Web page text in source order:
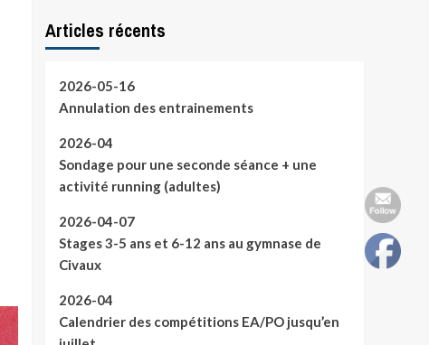
Articles récents
2026-05-16
Annulation des entrainements
2026-04
Sondage pour une seconde séance + une
activité running (adultes)
2026-04-07
Stages 3-5 ans et 6-12 ans au gymnase de
Civaux
2026-04
Calendrier des compétitions EA/PO jusqu’en